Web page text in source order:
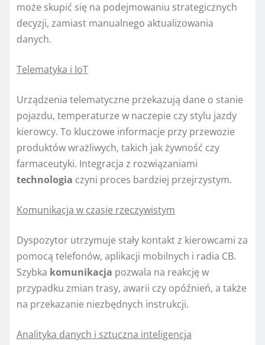
może skupić się na podejmowaniu strategicznych
decyzji, zamiast manualnego aktualizowania
danych.
Telematyka i IoT
Urządzenia telematyczne przekazują dane o stanie
pojazdu, temperaturze w naczepie czy stylu jazdy
kierowcy. To kluczowe informacje przy przewozie
produktów wrażliwych, takich jak żywność czy
farmaceutyki. Integracja z rozwiązaniami
technologia czyni proces bardziej przejrzystym.
Komunikacja w czasie rzeczywistym
Dyspozytor utrzymuje stały kontakt z kierowcami za
pomocą telefonów, aplikacji mobilnych i radia CB.
Szybka komunikacja pozwala na reakcję w
przypadku zmian trasy, awarii czy opóźnień, a także
na przekazanie niezbędnych instrukcji.
Analityka danych i sztuczna inteligencja